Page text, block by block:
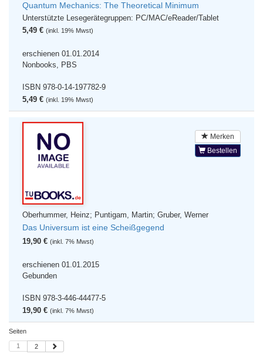
Quantum Mechanics: The Theoretical Minimum
Unterstützte Lesegerätegruppen: PC/MAC/eReader/Tablet
5,49 € (inkl. 19% Mwst)
erschienen 01.01.2014
Nonbooks, PBS
ISBN 978-0-14-197782-9
5,49 € (inkl. 19% Mwst)
Merken
Bestellen
Oberhummer, Heinz; Puntigam, Martin; Gruber, Werner
Das Universum ist eine Scheißgegend
19,90 € (inkl. 7% Mwst)
erschienen 01.01.2015
Gebunden
ISBN 978-3-446-44477-5
19,90 € (inkl. 7% Mwst)
Seiten
1 2